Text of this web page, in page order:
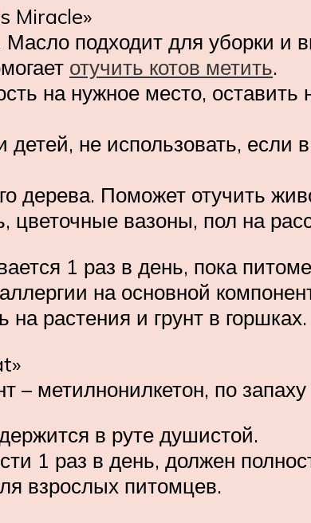
Miracle»
подходит для уборки и
отучить котов метить.
на нужное место,
детей, не использовать, если
дерева. Поможет отучить
цветочные вазоны, пол на
1 раз в день, пока
на основной
растения и грунт в горшках.
– метилнонилкетон, по
в руте душистой.
1 раз в день, должен
взрослых питомцев.